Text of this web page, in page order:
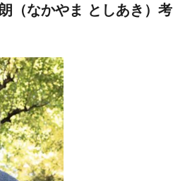
（なかやま としあき）考